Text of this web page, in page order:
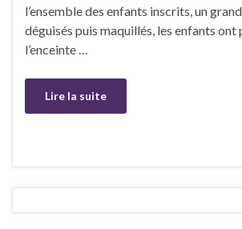
l’ensemble des enfants inscrits, un
déguisés puis maquillés, les enfants ont
l’enceinte …
Lire la suite